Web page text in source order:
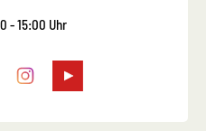
- 15:00 Uhr